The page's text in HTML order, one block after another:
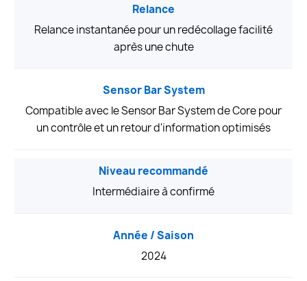
Relance
Relance instantanée pour un redécollage facilité
après une chute
Sensor Bar System
Compatible avec le Sensor Bar System de Core pour
un contrôle et un retour d'information optimisés
Niveau recommandé
Intermédiaire à confirmé
Année / Saison
2024